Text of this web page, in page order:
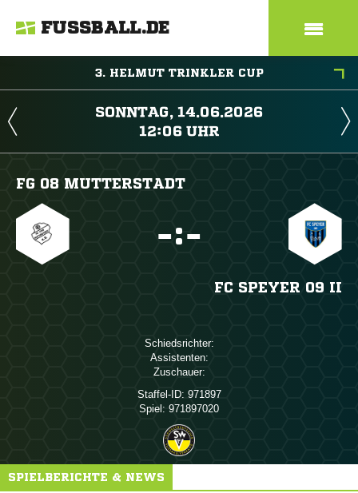
FUSSBALL.DE
3. HELMUT TRINKLER CUP
 
 
FG 08 MUTTERSTADT
:
FC SPEYER 09 II
Schiedsrichter:
Assistenten:
Zuschauer:
Staffel-ID: 971897
Spiel: 971897020
SPIELBERICHTE & NEWS